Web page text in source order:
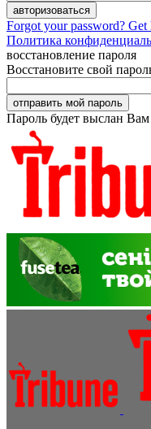
Forgot your password? Get
Политика
восстановление пароля
Восстановите свой
Пароль будет выслан